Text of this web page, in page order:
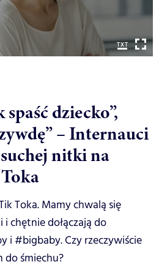
dziecko”,
– Internauci
nitki na
Toka. Mamy chwalą się
chętnie dołączają do
i #bigbaby. Czy rzeczywiście
śmiechu?